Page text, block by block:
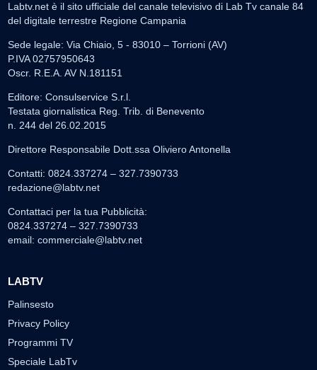
Labtv.net è il sito ufficiale del canale televisivo di Lab Tv canale 84
del digitale terrestre Regione Campania
Sede legale: Via Chiaio, 5 - 83010 – Torrioni (AV)
P.IVA 02757950643
Oscr. R.E.A. AV N.181151
Editore: Consulservice S.r.l.
Testata giornalistica Reg. Trib. di Benevento
n. 244 del 26.02.2015
Direttore Responsabile Dott.ssa Oliviero Antonella
Contatti: 0824.337274 – 327.7390733
redazione@labtv.net
Contattaci per la tua Pubblicità:
0824.337274 – 327.7390733
email: commerciale@labtv.net
LABTV
Palinsesto
Privacy Policy
Programmi TV
Speciale LabTv